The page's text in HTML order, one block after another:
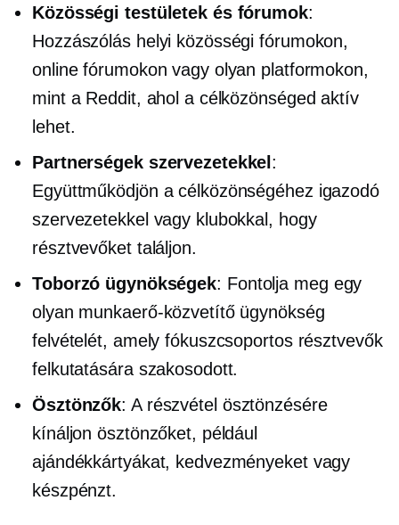
Közösségi testületek és fórumok:
Hozzászólás helyi közösségi fórumokon,
online fórumokon vagy olyan platformokon,
mint a Reddit, ahol a célközönséged aktív
lehet.
Partnerségek szervezetekkel :
Együttműködjön a célközönségéhez igazodó
szervezetekkel vagy klubokkal, hogy
résztvevőket találjon.
Toborzó ügynökségek: Fontolja meg egy
olyan munkaerő-közvetítő ügynökség
felvételét, amely fókuszcsoportos résztvevők
felkutatására szakosodott.
Ösztönzők: A részvétel ösztönzésére
kínáljon ösztönzőket, például
ajándékkártyákat, kedvezményeket vagy
készpénzt.